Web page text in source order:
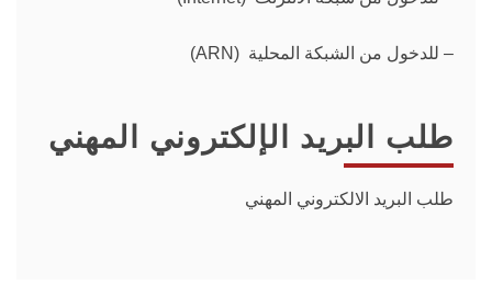
– للدخول من الشبكة المحلية (ARN)
طلب البريد الإلكتروني المهني
طلب البريد الالكتروني المهني